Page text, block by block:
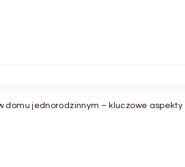
domu jednorodzinnym – kluczowe